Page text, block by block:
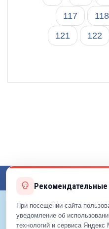
117
118
121
122
Рекомендательные
При посещении сайта
уведомление об
технологий и сервиса Яндекс